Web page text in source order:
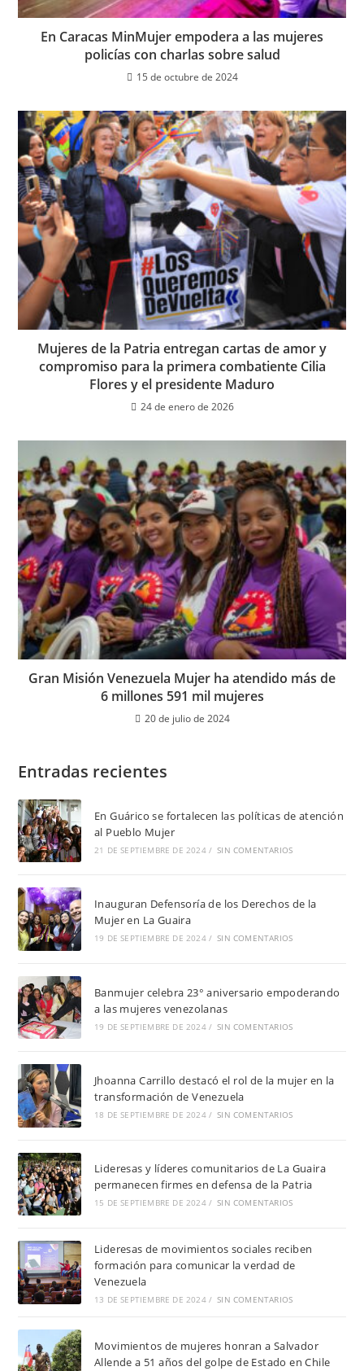
En Caracas MinMujer empodera a las mujeres
policías con charlas sobre salud
15 de octubre de 2024
Mujeres de la Patria entregan cartas de amor y
compromiso para la primera combatiente Cilia
Flores y el presidente Maduro
24 de enero de 2026
Gran Misión Venezuela Mujer ha atendido más de
6 millones 591 mil mujeres
20 de julio de 2024
Entradas recientes
En Guárico se fortalecen las políticas de atención
al Pueblo Mujer
21 DE SEPTIEMBRE DE 2024 / SIN COMENTARIOS
Inauguran Defensoría de los Derechos de la
Mujer en La Guaira
19 DE SEPTIEMBRE DE 2024 / SIN COMENTARIOS
Banmujer celebra 23° aniversario empoderando
a las mujeres venezolanas
19 DE SEPTIEMBRE DE 2024 / SIN COMENTARIOS
Jhoanna Carrillo destacó el rol de la mujer en la
transformación de Venezuela
18 DE SEPTIEMBRE DE 2024 / SIN COMENTARIOS
Lideresas y líderes comunitarios de La Guaira
permanecen firmes en defensa de la Patria
15 DE SEPTIEMBRE DE 2024 / SIN COMENTARIOS
Lideresas de movimientos sociales reciben
formación para comunicar la verdad de
Venezuela
13 DE SEPTIEMBRE DE 2024 / SIN COMENTARIOS
Movimientos de mujeres honran a Salvador
Allende a 51 años del golpe de Estado en Chile